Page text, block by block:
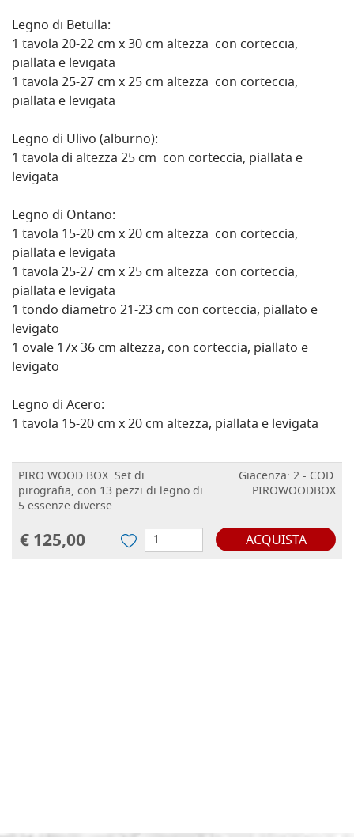
Legno di Betulla:
1 tavola 20-22 cm x 30 cm altezza con corteccia,
piallata e levigata
1 tavola 25-27 cm x 25 cm altezza con corteccia,
piallata e levigata
Legno di Ulivo (alburno):
1 tavola di altezza 25 cm con corteccia, piallata e
levigata
Legno di Ontano:
1 tavola 15-20 cm x 20 cm altezza con corteccia,
piallata e levigata
1 tavola 25-27 cm x 25 cm altezza con corteccia,
piallata e levigata
1 tondo diametro 21-23 cm con corteccia, piallato e
levigato
1 ovale 17x 36 cm altezza, con corteccia, piallato e
levigato
Legno di Acero:
1 tavola 15-20 cm x 20 cm altezza, piallata e levigata
PIRO WOOD BOX. Set di
pirografia, con 13 pezzi di legno di
5 essenze diverse.
Giacenza: 2 - COD.
PIROWOODBOX
€ 125,00 ACQUISTA